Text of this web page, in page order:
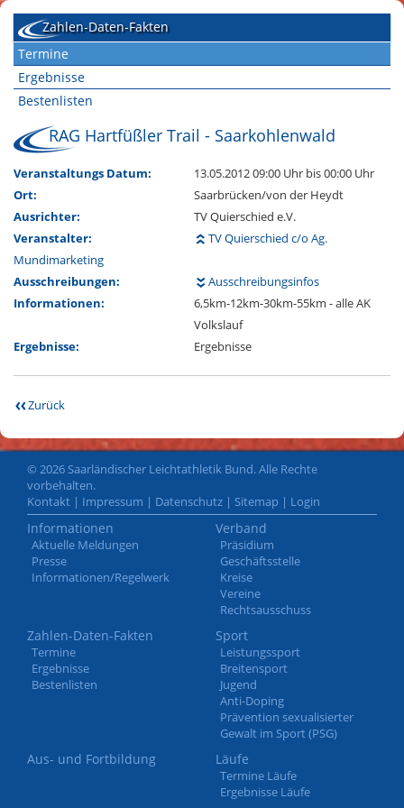
Zahlen-Daten-Fakten
Termine
Ergebnisse
Bestenlisten
RAG Hartfüßler Trail - Saarkohlenwald
Veranstaltungs Datum: 13.05.2012 09:00 Uhr bis 00:00 Uhr
Ort:
Saarbrücken/von der Heydt
Ausrichter:
TV Quierschied e.V.
Veranstalter:
TV Quierschied c/o Ag.
Mundimarketing
Ausschreibungen:
Ausschreibungsinfos
Informationen:
6,5km-12km-30km-55km - alle AK
Volkslauf
Ergebnisse:
Ergebnisse
Zurück
© 2026 Saarländischer Leichtathletik Bund. Alle Rechte
vorbehalten.
Kontakt | Impressum | Datenschutz | Sitemap | Login
Informationen
Aktuelle Meldungen
Presse
Informationen/Regelwerk
Verband
Präsidium
Geschäftsstelle
Kreise
Vereine
Rechtsausschuss
Zahlen-Daten-Fakten
Termine
Ergebnisse
Bestenlisten
Sport
Leistungssport
Breitensport
Jugend
Anti-Doping
Prävention sexualisierter
Gewalt im Sport (PSG)
Aus- und Fortbildung Läufe
Termine Läufe
Ergebnisse Läufe